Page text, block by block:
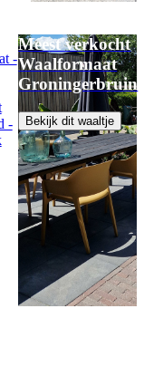
-
-
Meest verkocht
Waalformaat
Groningerbruin
Bekijk dit waaltje